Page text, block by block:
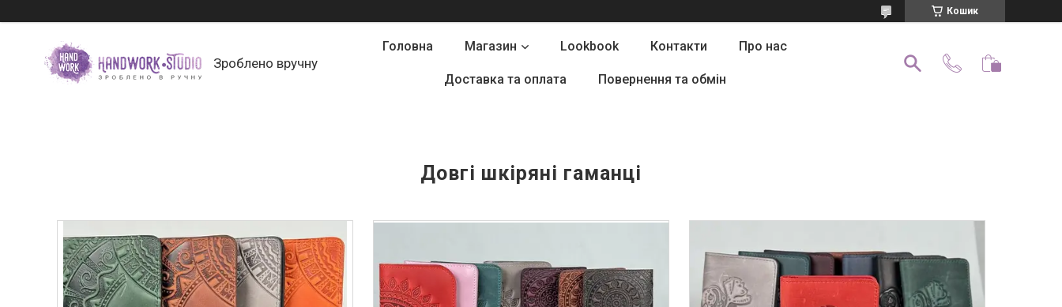
Кошик
Зроблено вручну
Головна Магазин Lookbook Контакти Про нас
Доставка та оплата Повернення та обмін
Довгі шкіряні гаманці